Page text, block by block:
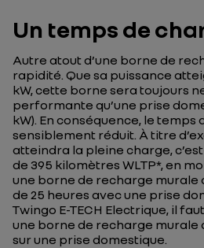
Un temps de
Autre atout d’une borne de
rapidité. Que sa puissance
kW, cette borne sera toujours
performante qu’une prise
kW). En conséquence, le temps
sensiblement réduit. À titre
atteindra la pleine charge,
de 395 kilomètres WLTP*, en
une borne de recharge murale
de 25 heures avec une prise
Twingo E-TECH Electrique, il
une borne de recharge murale
sur une prise domestique.